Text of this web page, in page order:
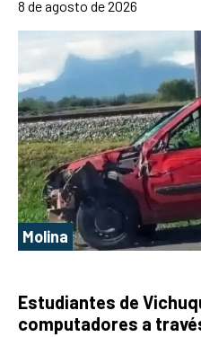
8 de agosto de 2026
Molina
Estudiantes de
computadores a